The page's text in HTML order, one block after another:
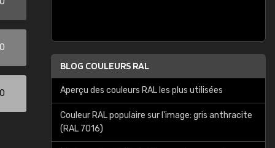
BLOG COULEURS RAL
Aperçu des couleurs RAL les plus utilisées
Couleur RAL populaire sur l'image: gris anthracite
(RAL 7016)